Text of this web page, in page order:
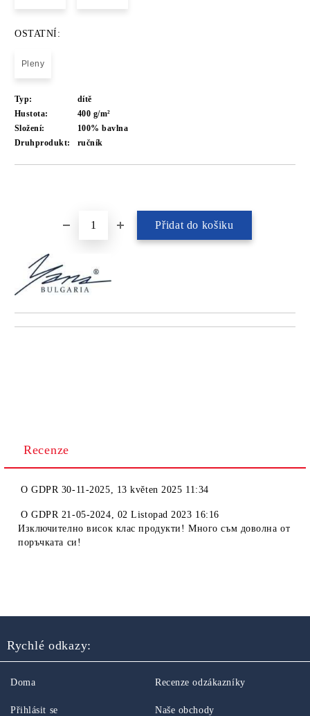
OSTATNÍ:
Pleny
Typ:
dítě
Hustota:
400 g/m²
Složení:
100% bavlna
Druhprodukt:
ručník
Recenze
OGDPR 30-11-2025, 13 květen 2025 11:34
OGDPR 21-05-2024, 02 Listopad 2023 16:16
Изключително висок клас продукти! Много съм доволна от
поръчката си!
Rychlé odkazy:
Doma
Přihlásit se
Recenze odzákazníky
Naše obchody